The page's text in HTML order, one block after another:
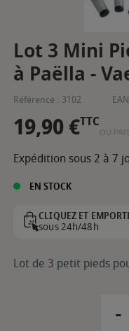
Lot 3 Mini
à Paëlla -
Référence : 3102
19,90 €TTC
OU
Expédition sous 2 à 7
EN STOCK
CLIQUEZ ET
sous 24h/48h
Lot de 3 petit pieds
-